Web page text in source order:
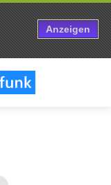
Anzeigen